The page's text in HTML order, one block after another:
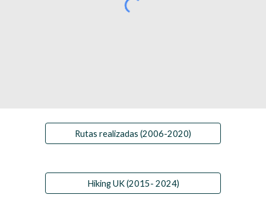
Rutas realizadas (2006-2020)
Hiking UK (2015- 2024)